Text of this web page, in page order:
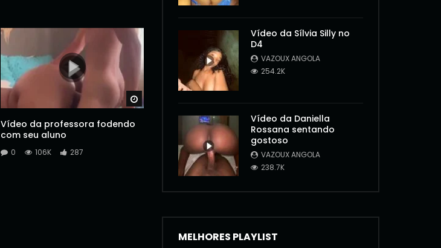
Watch Later
Vídeo da professora fodendo
com seu aluno
0 106K 287
Vídeo da Sílvia Silly no
D4
VAZOUX ANGOLA
254.2K
Vídeo da Daniella
Rossana sentando
gostoso
VAZOUX ANGOLA
238.7K
MELHORES PLAYLIST